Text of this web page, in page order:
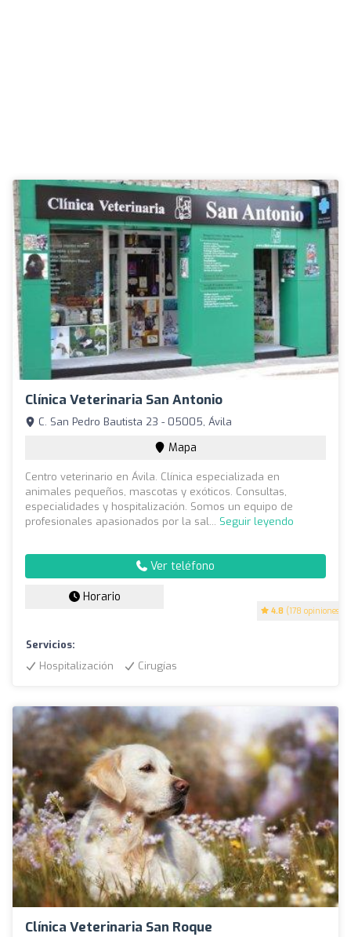
Clínica Veterinaria San Antonio
4.8 (178 opiniones)
C. San Pedro Bautista 23 - 05005, Ávila
Mapa
Centro veterinario en Ávila. Clínica especializada en
animales pequeños, mascotas y exóticos. Consultas,
especialidades y hospitalización. Somos un equipo de
profesionales apasionados por la sal... Seguir leyendo
Ver teléfono
Horario
Servicios:
Hospitalización
Cirugías
Clínica Veterinaria San Roque